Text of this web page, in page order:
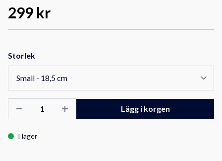
299 kr
Storlek
Lägg i korgen
I lager